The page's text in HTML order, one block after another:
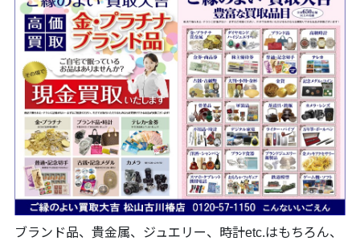
ブランド品、貴金属、ジュエリー、時計etc.はもちろん、